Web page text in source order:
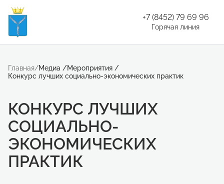
+7 (8452) 79 69 96
Горячая линия
Главная/Медиа /Мероприятия /
Конкурс лучших социально-экономических практик
КОНКУРС ЛУЧШИХ
СОЦИАЛЬНО-
ЭКОНОМИЧЕСКИХ
ПРАКТИК